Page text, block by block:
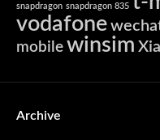
snapdragon snapdragon 835
vodafone
mobile winsim
Archive